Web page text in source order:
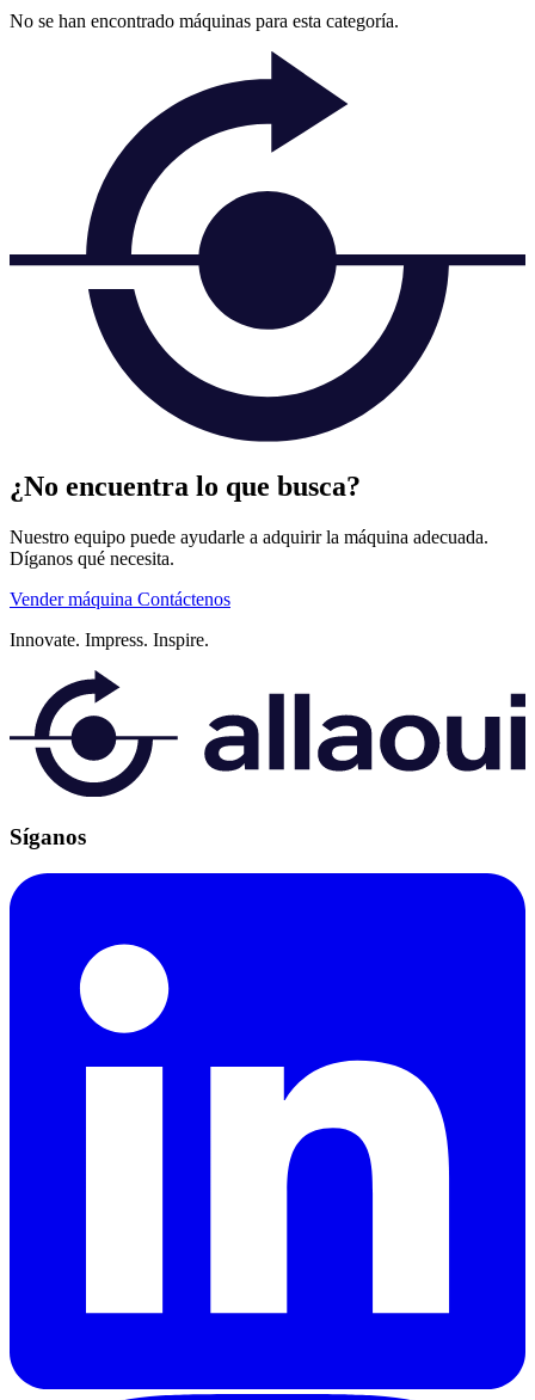
No se han encontrado máquinas para esta categoría.
¿No encuentra lo que busca?
Nuestro equipo puede ayudarle a adquirir la máquina adecuada.
Díganos qué necesita.
Vender máquina Contáctenos
Innovate. Impress. Inspire.
Síganos